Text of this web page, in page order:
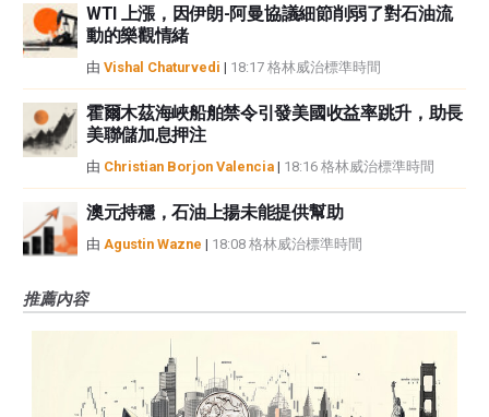
WTI 上漲，因伊朗-阿曼協議細節削弱了對石油流
動的樂觀情緒
由 Vishal Chaturvedi | 18:17 格林威治標準時間
霍爾木茲海峽船舶禁令引發美國收益率跳升，助長
美聯儲加息押注
由 Christian Borjon Valencia | 18:16 格林威治標準時間
澳元持穩，石油上揚未能提供幫助
由 Agustin Wazne | 18:08 格林威治標準時間
推薦內容